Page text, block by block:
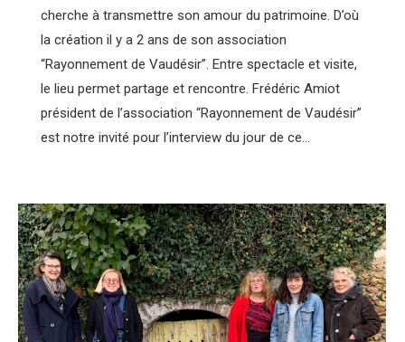
cherche à transmettre son amour du patrimoine. D’où
la création il y a 2 ans de son association
“Rayonnement de Vaudésir”. Entre spectacle et visite,
le lieu permet partage et rencontre. Frédéric Amiot
président de l’association “Rayonnement de Vaudésir”
est notre invité pour l’interview du jour de ce…